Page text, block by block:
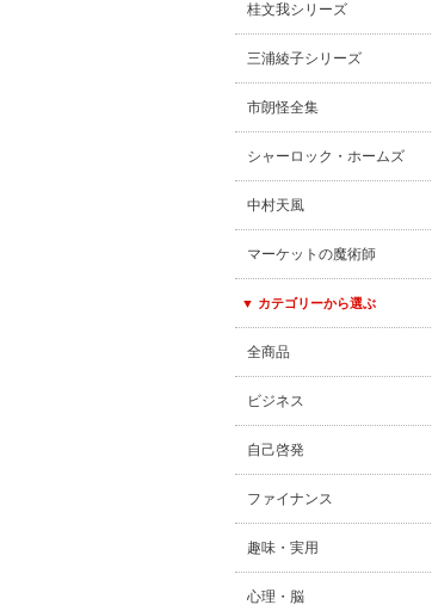
桂文我シリーズ
三浦綾子シリーズ
市朗怪全集
シャーロック・ホームズ
中村天風
マーケットの魔術師
▼ カテゴリーから選ぶ
全商品
ビジネス
自己啓発
ファイナンス
趣味・実用
心理・脳